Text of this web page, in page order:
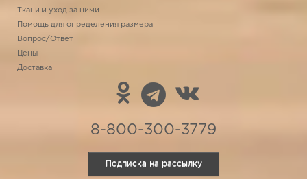
Ткани и уход за ними
Помощь для определения размера
Вопрос/Ответ
Цены
Доставка
8-800-300-3779
Подписка на рассылку